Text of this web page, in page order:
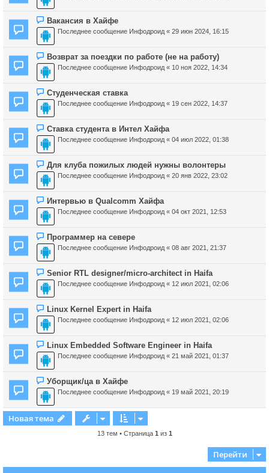
Вакансия в Хайфе
Последнее сообщение Инфодроид « 29 июн 2024, 16:15
Возврат за поездки по работе (не на работу)
Последнее сообщение Инфодроид « 10 ноя 2022, 14:34
Студенческая ставка
Последнее сообщение Инфодроид « 19 сен 2022, 14:37
Ставка студента в Интел Хайфа
Последнее сообщение Инфодроид « 04 июл 2022, 01:38
Для клуба пожилых людей нужны волонтеры
Последнее сообщение Инфодроид « 20 янв 2022, 23:02
Интервью в Qualcomm Хайфа
Последнее сообщение Инфодроид « 04 окт 2021, 12:53
Программер на севере
Последнее сообщение Инфодроид « 08 авг 2021, 21:37
Senior RTL designer/micro-architect in Haifa
Последнее сообщение Инфодроид « 12 июл 2021, 02:06
Linux Kernel Expert in Haifa
Последнее сообщение Инфодроид « 12 июл 2021, 02:06
Linux Embedded Software Engineer in Haifa
Последнее сообщение Инфодроид « 21 май 2021, 01:37
Уборщик/ца в Хайфе
Последнее сообщение Инфодроид « 19 май 2021, 20:19
Новая тема
13 тем • Страница 1 из 1
Перейти